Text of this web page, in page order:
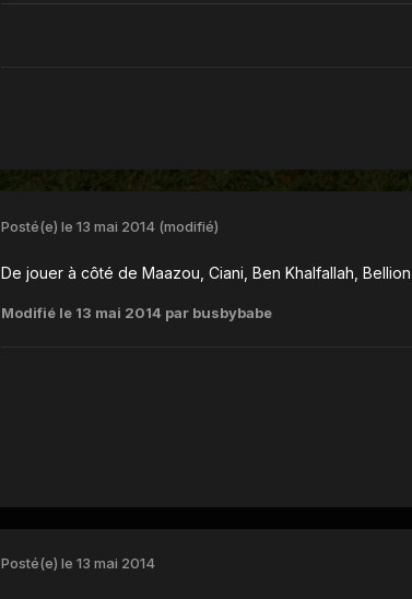
Posté(e) le 13 mai 2014 (modifié)
De jouer à côté de Maazou, Ciani, Ben Khalfallah,
Modifié le 13 mai 2014 par busbybabe
Posté(e) le 13 mai 2014